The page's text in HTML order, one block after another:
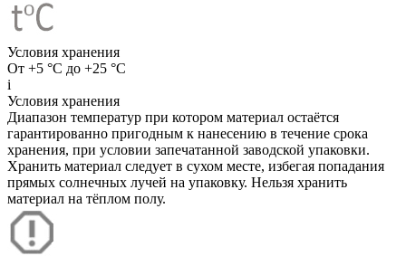
Условия хранения
От +5 °C до +25 °C
i
Условия хранения
Диапазон температур при котором материал остаётся
гарантированно пригодным к нанесению в течение срока
хранения, при условии запечатанной заводской упаковки.
Хранить материал следует в сухом месте, избегая попадания
прямых солнечных лучей на упаковку. Нельзя хранить
материал на тёплом полу.